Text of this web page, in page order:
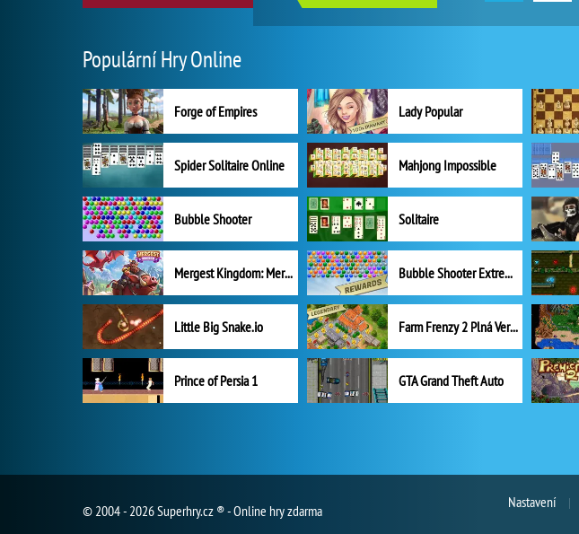
Populární Hry Online
Forge of Empires Lady Popular
Spider Solitaire Online Mahjong Impossible
Bubble Shooter Solitaire
Mergest Kingdom: Merge Puzzle Bubble Shooter Extreme
Little Big Snake.io Farm Frenzy 2 Plná Verze
Prince of Persia 1 GTA Grand Theft Auto
Nastavení
© 2004 - 2026 Superhry.cz ® - Online hry zdarma